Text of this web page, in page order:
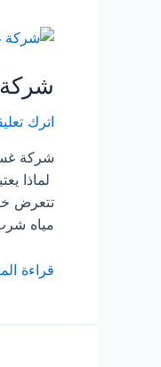
اترك
شركة
لماذا
تتعرض
مياه
شركة
قراءة